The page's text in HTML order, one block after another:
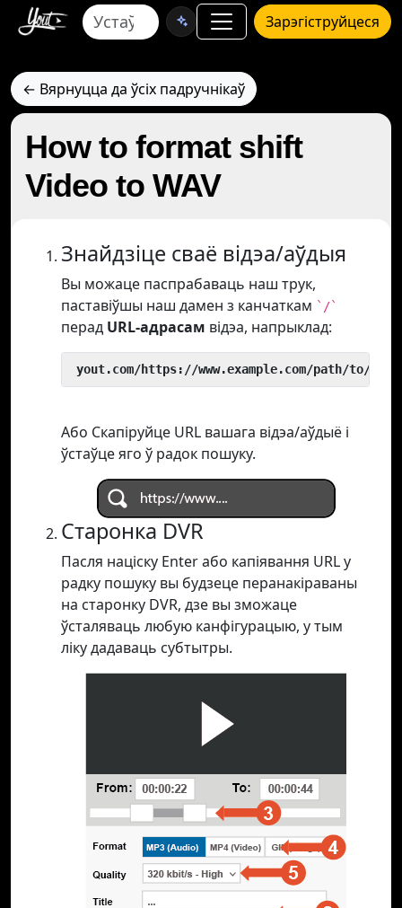
Зарэгіструйцеся
← Вярнуцца да ўсіх падручнікаў
How to format shift
Video to WAV
Знайдзіце сваё відэа/аўдыя
Вы можаце паспрабаваць наш трук,
паставіўшы наш дамен з канчаткам `/`
перад URL-адрасам відэа, напрыклад:
yout.com/https://www.example.com/path/to/
Або Скапіруйце URL вашага відэа/аўдыё і
ўстаўце яго ў радок пошуку.
Старонка DVR
Пасля націску Enter або капіявання URL у
радку пошуку вы будзеце перанакіраваны
на старонку DVR, дзе вы зможаце
ўсталяваць любую канфігурацыю, у тым
ліку дадаваць субтытры.